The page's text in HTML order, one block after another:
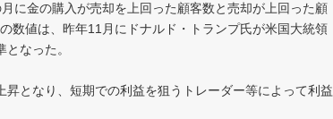
に金の購入が売却を上回った顧客数と売却が上回った顧
数値は、昨年11月にドナルド・トランプ氏が米国大統領
なった。
となり、短期での利益を狙うトレーダー等によって利益